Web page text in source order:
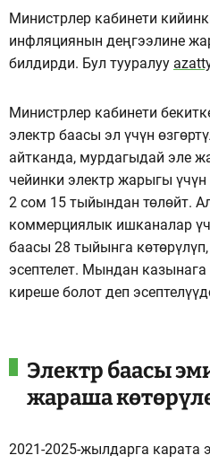
Министрлер кабинети
инфляциянын деңгээлине
билдирди. Бул тууралуу
Министрлер кабинети
электр баасы эл үчүн
айтканда, мурдагыдай эле
чейинки электр жарыгы
2 сом 15 тыйындан төлөйт.
коммерциялык ишканалар
баасы 28 тыйынга
эсептелет. Мындан
киреше болот деп
Электр баасы
жараша
2021-2025-жылдарга карата